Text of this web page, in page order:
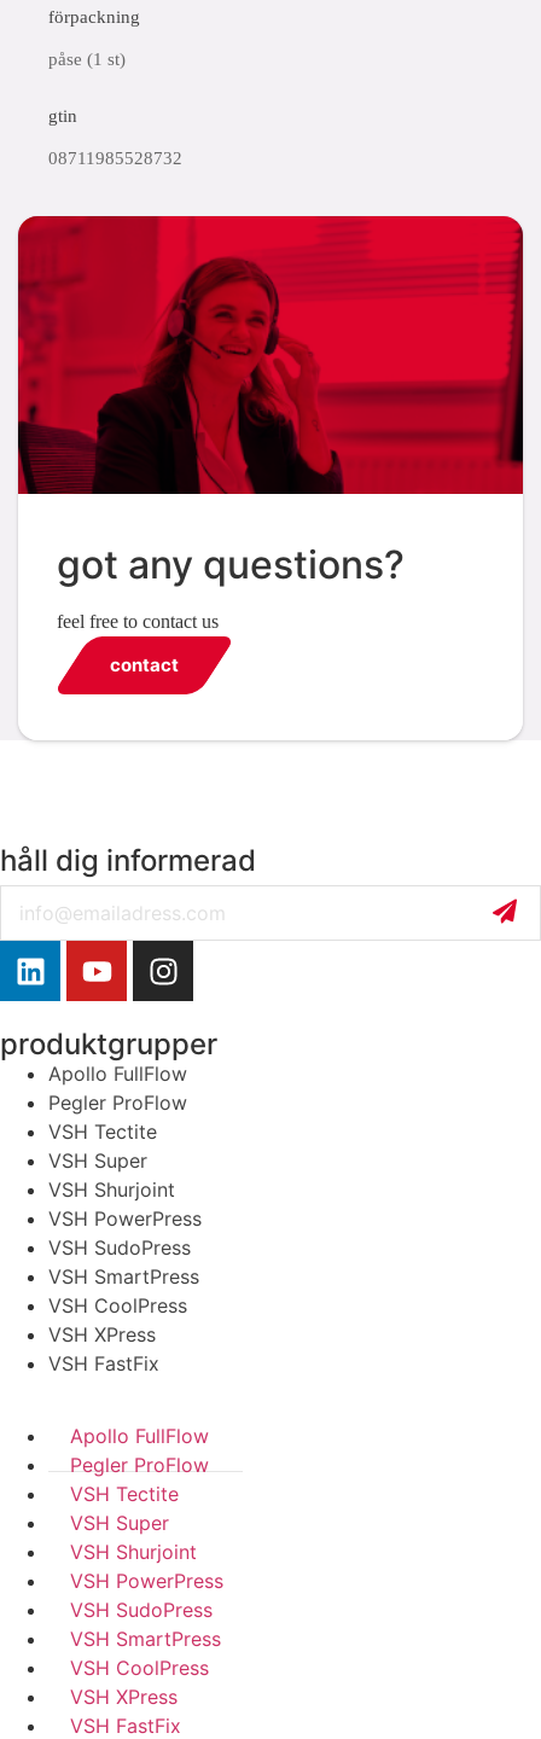
förpackning
påse (1 st)
gtin
08711985528732
got any questions?
feel free to contact us
contact
håll dig informerad
produktgrupper
Apollo FullFlow
Pegler ProFlow
VSH Tectite
VSH Super
VSH Shurjoint
VSH PowerPress
VSH SudoPress
VSH SmartPress
VSH CoolPress
VSH XPress
VSH FastFix
Apollo FullFlow
Pegler ProFlow
VSH Tectite
VSH Super
VSH Shurjoint
VSH PowerPress
VSH SudoPress
VSH SmartPress
VSH CoolPress
VSH XPress
VSH FastFix